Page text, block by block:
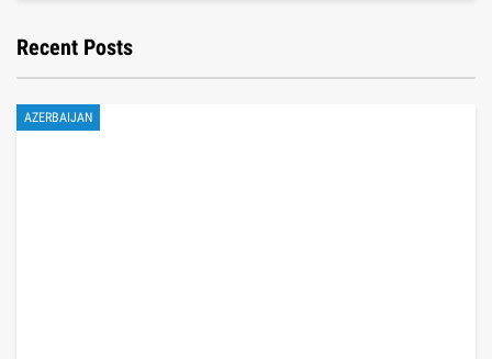
Recent Posts
AZERBAIJAN